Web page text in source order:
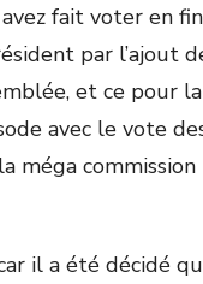
fait voter en
par l’ajout
et ce pour
avec le vote
méga
il a été décidé